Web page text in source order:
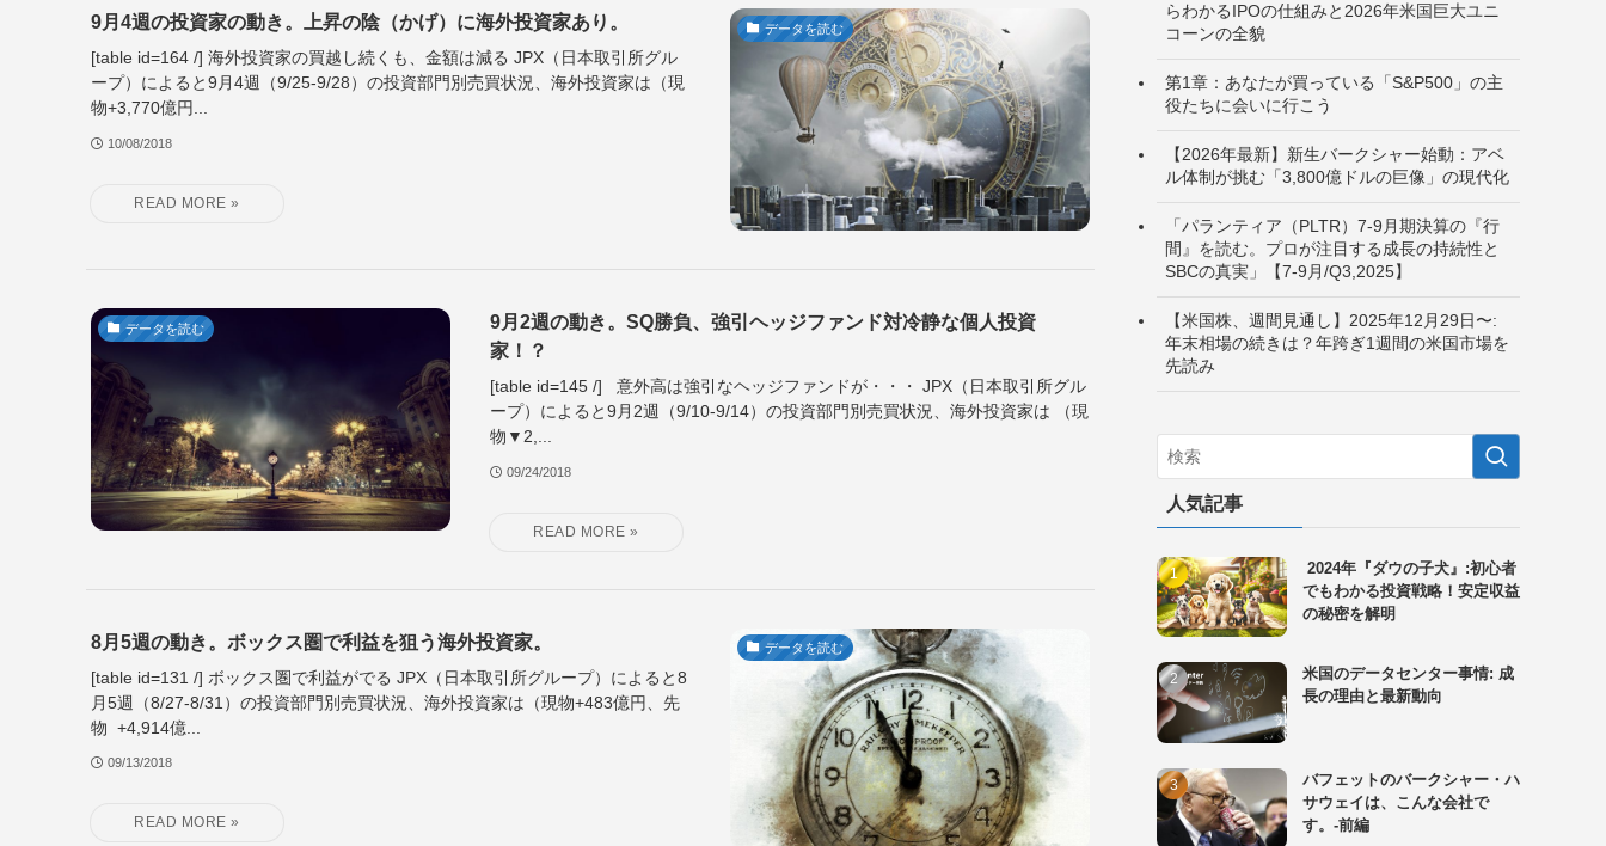
データを読む
9月4週の投資家の動き。上昇の陰（かげ）に海外投資家あり。
[table id=164 /] 海外投資家の買越し続くも、金額は減る JPX（日本取引所グル
ープ）によると9月4週（9/25-9/28）の投資部門別売買状況、海外投資家は（現
物+3,770億円...
10/08/2018
データを読む
9月2週の動き。SQ勝負、強引ヘッジファンド対冷静な個人投資
家！？
[table id=145 /] 意外高は強引なヘッジファンドが・・・ JPX（日本取引所グル
ープ）によると9月2週（9/10-9/14）の投資部門別売買状況、海外投資家は （現
物▼2,...
09/24/2018
データを読む
8月5週の動き。ボックス圏で利益を狙う海外投資家。
[table id=131 /] ボックス圏で利益がでる JPX（日本取引所グループ）によると8
月5週（8/27-8/31）の投資部門別売買状況、海外投資家は（現物+483億円、先
物 +4,914億...
09/13/2018
らわかるIPOの仕組みと2026年米国巨大ユニ
コーンの全貌
第1章：あなたが買っている「S&P500」の主
役たちに会いに行こう
【2026年最新】新生バークシャー始動：アベ
ル体制が挑む「3,800億ドルの巨像」の現代化
「パランティア（PLTR）7-9月期決算の『行
間』を読む。プロが注目する成長の持続性と
SBCの真実」【7-9月/Q3,2025】
【米国株、週間見通し】2025年12月29日〜:
年末相場の続きは？年跨ぎ1週間の米国市場を
先読み
人気記事
2024年『ダウの子犬』:初心者
でもわかる投資戦略！安定収益
の秘密を解明
米国のデータセンター事情: 成
長の理由と最新動向
バフェットのバークシャー・ハ
サウェイは、こんな会社で
す。-前編